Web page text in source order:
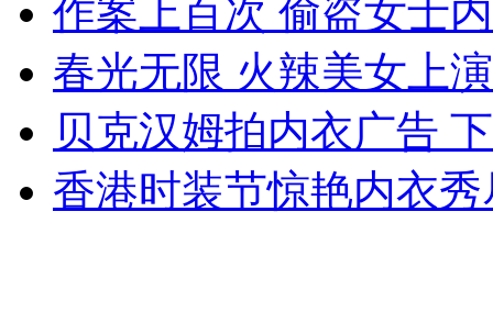
无痛分娩是否安全 医生回应
外交部：反对强权政治霸凌主义
外交部：有关国家言论片面不公正
作案上百次 偷盗女士
春光无限 火辣美女上
贝克汉姆拍内衣广告
香港时装节惊艳内衣